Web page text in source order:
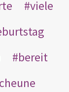
viele
bereit